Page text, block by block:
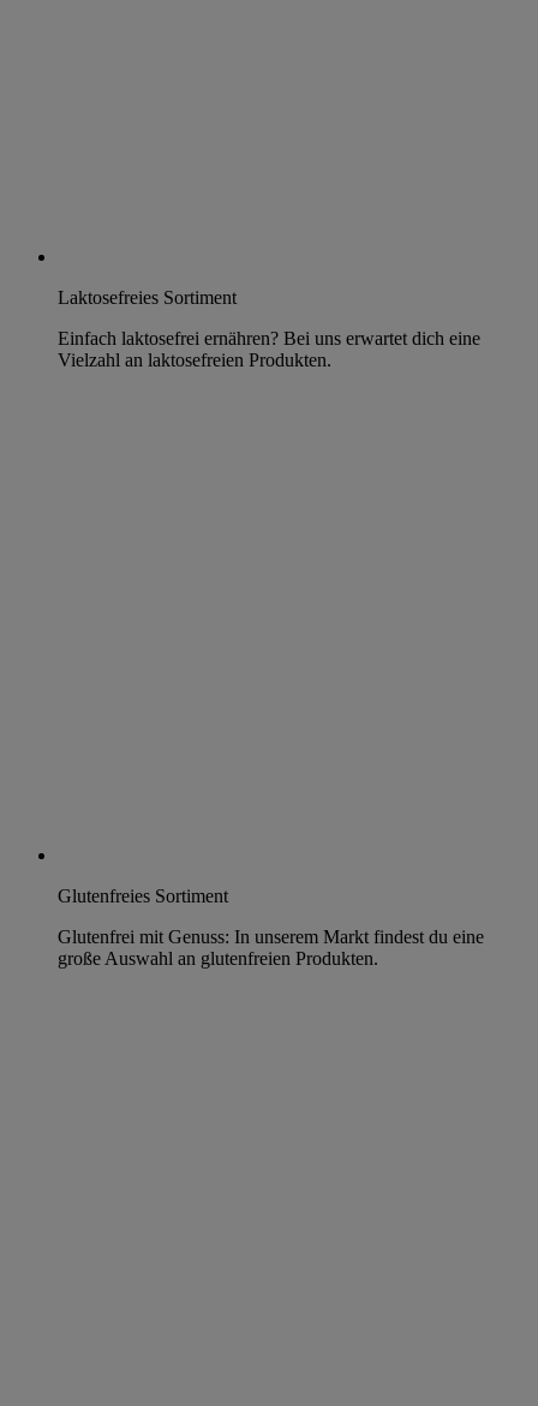
Laktosefreies Sortiment
Einfach laktosefrei ernähren? Bei uns erwartet dich eine
Vielzahl an laktosefreien Produkten.
Glutenfreies Sortiment
Glutenfrei mit Genuss: In unserem Markt findest du eine
große Auswahl an glutenfreien Produkten.